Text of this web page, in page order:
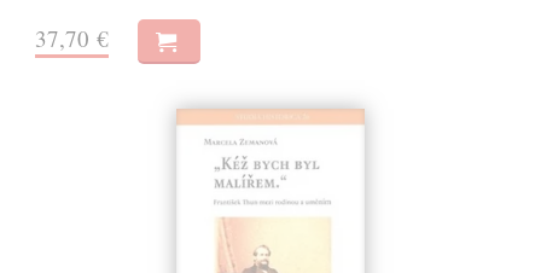
37,70 €